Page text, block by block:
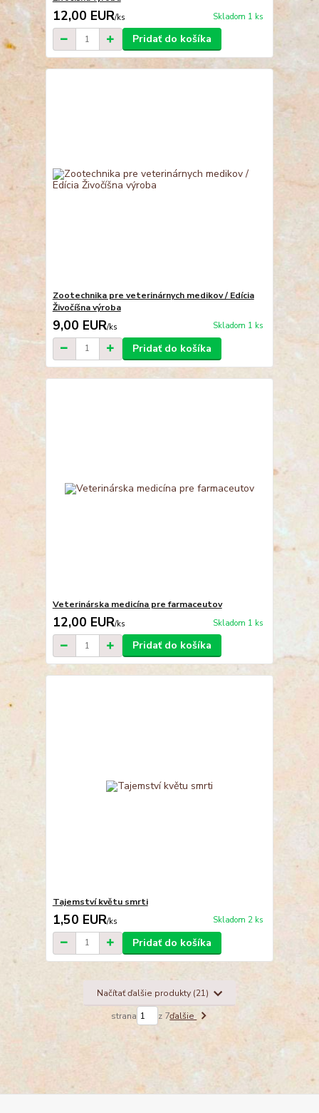
12,00 EUR/ks Skladom 1 ks
Pridať do košíka
Zootechnika pre veterinárnych medikov / Edícia
Živočíšna výroba
9,00 EUR/ks Skladom 1 ks
Pridať do košíka
Veterinárska medicína pre farmaceutov
12,00 EUR/ks Skladom 1 ks
Pridať do košíka
Tajemství květu smrti
1,50 EUR/ks Skladom 2 ks
Pridať do košíka
Načítať ďalšie produkty (21)
strana z 7ďalšie